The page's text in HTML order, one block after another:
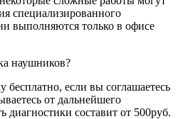
специализированного
выполняются только в офисе
наушников?
если вы соглашаетесь
от дальнейшего
диагностики составит от 500руб.